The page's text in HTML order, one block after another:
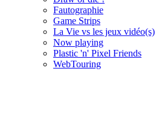
Fautographie
Game Strips
La Vie vs les jeux vidéo(s)
Now playing
Plastic 'n' Pixel Friends
WebTouring